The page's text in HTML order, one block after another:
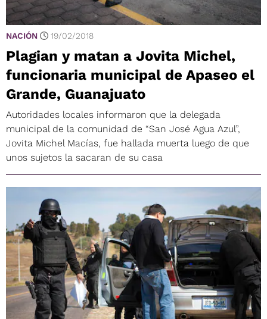
NACIÓN 19/02/2018
Plagian y matan a Jovita Michel,
funcionaria municipal de Apaseo el
Grande, Guanajuato
Autoridades locales informaron que la delegada
municipal de la comunidad de “San José Agua Azul”,
Jovita Michel Macías, fue hallada muerta luego de que
unos sujetos la sacaran de su casa